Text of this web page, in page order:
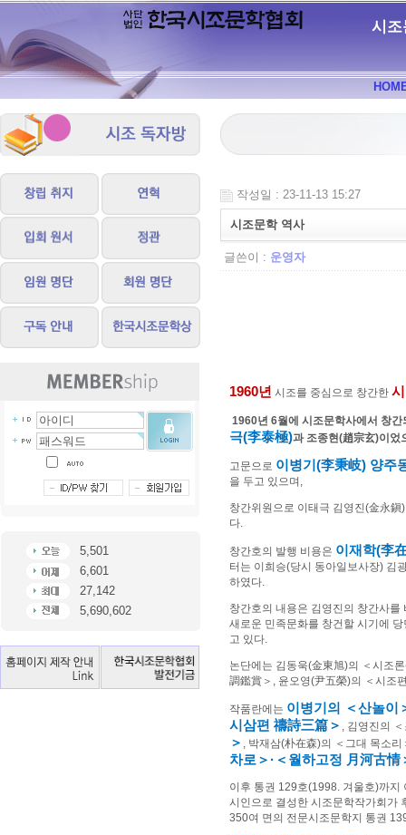
시조
5,501
6,601
27,142
5,690,602
작성일 : 23-11-13 15:27
시조문학 역사
글쓴이 : 운영자
1960년 시조를 중심으로 창간한
1960년 6월에 시조문학사에서 창간
극(李泰極)과 조종현(趙宗玄)이었
고문으로 이병기 (李秉岐) 양주
을 두고 있으며 ,
창간위원으로 이태극 김영진(金永鎭
다.
창간호의 발행 비용은 이재학(李
터는 이희승(당시 동아일보사장) 김
하였다.
창간호의 내용은 김영진의 창간사를
새로운 민족문화를 창건할 시기에
고 있다.
논단에는 김동욱(金東旭)의 ＜ 시조론
調鑑賞 ＞ , 윤오영(尹五榮)의 ＜ 시조
작품란에는 이병기의 ＜산놀이
시삼편 禱詩三篇＞ , 김영진의 ＜
＞ , 박재삼(朴在森)의 ＜ 그대 목소리
차로 ＞ · ＜ 월하고정 月河古情
이후 통권 129호(1998. 겨울호)까지
시인으로 결성한 시조문학작가회가
350여 면의 전문시조문학지 통권